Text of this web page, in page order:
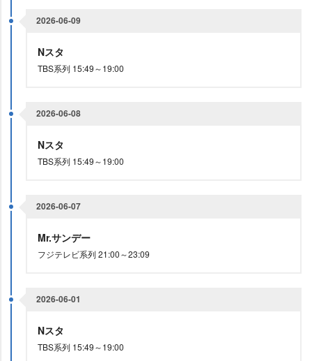
2026-06-09
Nスタ
TBS系列 15:49～19:00
2026-06-08
Nスタ
TBS系列 15:49～19:00
2026-06-07
Mr.サンデー
フジテレビ系列 21:00～23:09
2026-06-01
Nスタ
TBS系列 15:49～19:00